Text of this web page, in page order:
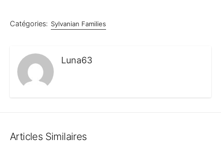
Catégories: Sylvanian Families
Luna63
Articles Similaires